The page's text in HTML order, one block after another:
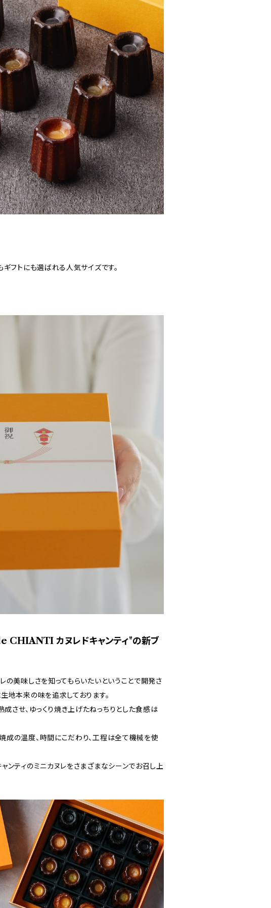
フトにも選ばれる人気サイズです。
CHIANTI カヌレドキャンティ"の新ブ
の美味しさを知ってもらいたいということで開発さ
地本来の味を追求しております。
させ、ゆっくり焼き上げたねっちりとした食感は
の温度、時間にこだわり、工程は全て機械を使
ンティのミニカヌレをさまざまなシーンでお召し上